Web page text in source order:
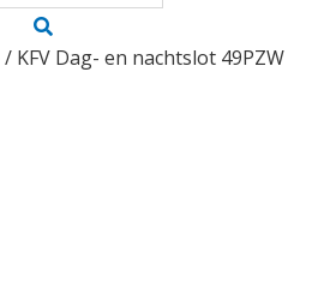
/ KFV Dag- en nachtslot 49PZW